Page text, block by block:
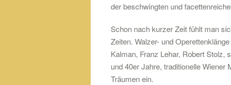
der beschwingten und
Schon nach kurzer Zeit fühlt man
Zeiten. Walzer- und
Kalman, Franz Lehar, Robert Stolz,
und 40er Jahre, traditionelle Wiener
Träumen ein.